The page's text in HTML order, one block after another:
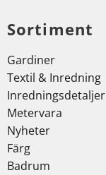
Sortiment
Gardiner
Textil & Inredning
Inredningsdetaljer
Metervara
Nyheter
Färg
Badrum